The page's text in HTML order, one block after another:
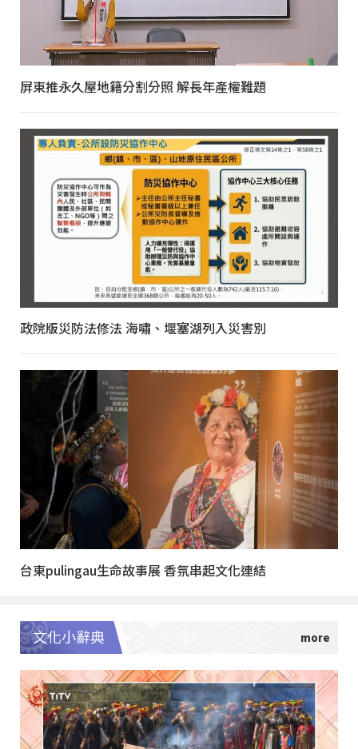
屏東推永久屋地籍分割分照 解長年產權難題
政院版災防法修法 海嘯、堰塞湖列入災害別
台東pulingau生命故事展 香氛串起文化連結
文化小辭典